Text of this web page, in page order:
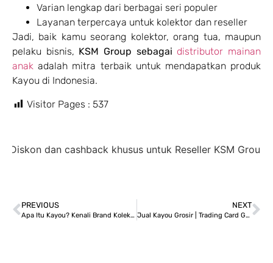
Varian lengkap dari berbagai seri populer
Layanan terpercaya untuk kolektor dan reseller
Jadi, baik kamu seorang kolektor, orang tua, maupun
pelaku bisnis, KSM Group sebagaidistributor mainan
anak adalah mitra terbaik untuk mendapatkan produk
Kayou di Indonesia.
Visitor Pages : 537
cashback khusus untuk Reseller KSM Group,diskon
PREVIOUS
Apa Itu Kayou? Kenali Brand Koleksi Populer dan Seri Eksklusifnya
NEXT
Jual Kayou Grosir | Trading Card Game & Collectible Cards